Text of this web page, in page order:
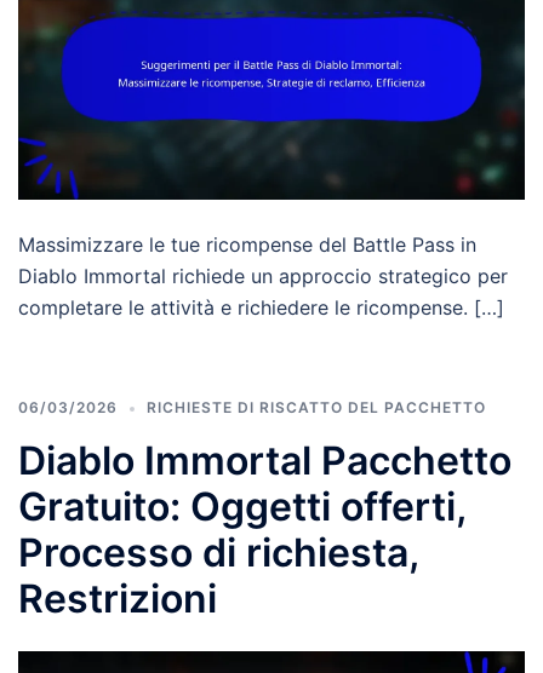
Massimizzare le tue ricompense del Battle Pass in
Diablo Immortal richiede un approccio strategico per
completare le attività e richiedere le ricompense. […]
06/03/2026 RICHIESTE DI RISCATTO DEL PACCHETTO
Diablo Immortal Pacchetto
Gratuito: Oggetti offerti,
Processo di richiesta,
Restrizioni